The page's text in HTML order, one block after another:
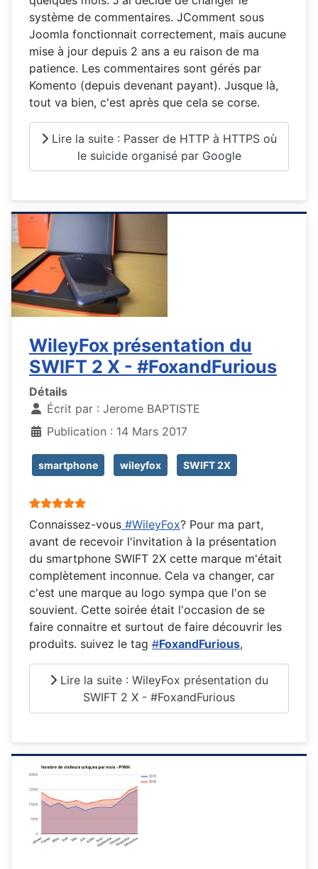
système de commentaires. JComment sous
Joomla fonctionnait correctement, mais aucune
mise à jour depuis 2 ans a eu raison de ma
patience. Les commentaires sont gérés par
Komento (depuis devenant payant). Jusque là,
tout va bien, c'est après que cela se corse.
Lire la suite : Passer de HTTP à HTTPS où
le suicide organisé par Google
WileyFox présentation du
SWIFT 2 X - #FoxandFurious
Détails
Écrit par : Jerome BAPTISTE
Publication : 14 Mars 2017
smartphone wileyfox SWIFT 2X
Vote utilisateur:
Connaissez-vous #WileyFox? Pour ma part,
avant de recevoir l'invitation à la présentation
du smartphone SWIFT 2X cette marque m'était
complètement inconnue. Cela va changer, car
c'est une marque au logo sympa que l'on se
souvient. Cette soirée était l'occasion de se
faire connaitre et surtout de faire découvrir les
produits. suivez le tag #FoxandFurious,
Lire la suite : WileyFox présentation du
SWIFT 2 X - #FoxandFurious